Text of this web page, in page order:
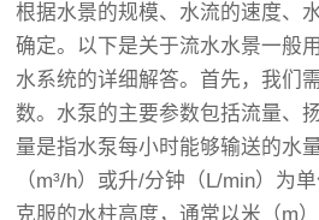
根据水景的规模、水流的速度、
确定。以下是关于流水水景一般
水系统的详细解答。首先，我们
数。水泵的主要参数包括流量、
量是指水泵每小时能够输送的水
（m³/h）或升/分钟（L/min）为
克服的水柱高度，通常以米（m